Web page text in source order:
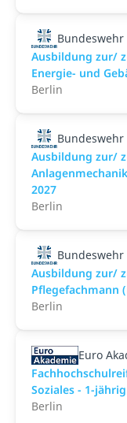
Bundeswehr
Ausbildung zur/
Energie- und
Berlin
Bundeswehr
Ausbildung zur/
2027
Berlin
Bundeswehr
Ausbildung zur/
Pflegefachmann
Berlin
Euro
Soziales - 1-
Berlin